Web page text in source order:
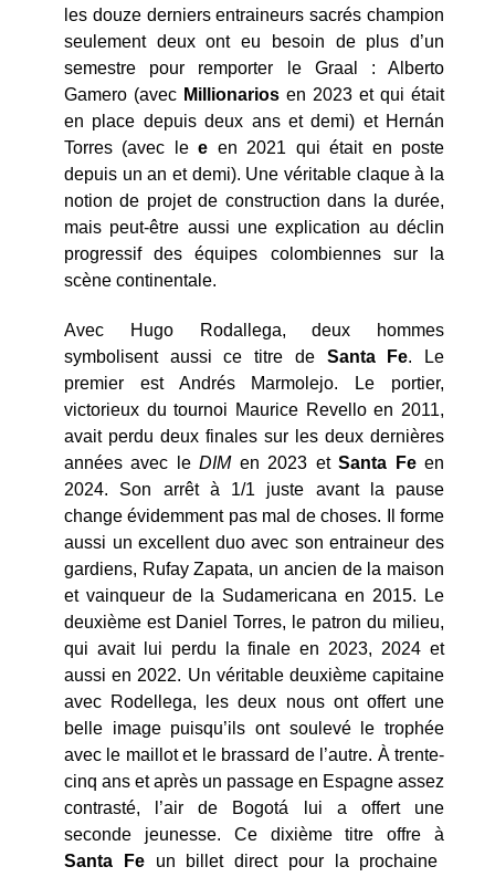
les douze derniers entraineurs sacrés champion
seulement deux ont eu besoin de plus d’un
semestre pour remporter le Graal : Alberto
Gamero (avec Millionarios en 2023 et qui était
en place depuis deux ans et demi) et Hernán
Torres (avec lee en 2021 qui était en poste
depuis un an et demi). Une véritable claque à la
notion de projet de construction dans la durée,
mais peut-être aussi une explication au déclin
progressif des équipes colombiennes sur la
scène continentale.
Avec Hugo Rodallega, deux hommes
symbolisent aussi ce titre de Santa Fe. Le
premier est Andrés Marmolejo. Le portier,
victorieux du tournoi Maurice Revello en 2011,
avait perdu deux finales sur les deux dernières
années avec leDIMen 2023 etSanta Feen
2024. Son arrêt à 1/1 juste avant la pause
change évidemment pas mal de choses. Il forme
aussi un excellent duo avec son entraineur des
gardiens, Rufay Zapata, un ancien de la maison
et vainqueur de la Sudamericana en 2015. Le
deuxième est Daniel Torres, le patron du milieu,
qui avait lui perdu la finale en 2023, 2024 et
aussi en 2022. Un véritable deuxième capitaine
avec Rodellega, les deux nous ont offert une
belle image puisqu’ils ont soulevé le trophée
avec le maillot et le brassard de l’autre. À trente-
cinq ans et après un passage en Espagne assez
contrasté, l’air de Bogotá lui a offert une
seconde jeunesse. Ce dixième titre offre à
Santa Feun billet direct pour la prochaine